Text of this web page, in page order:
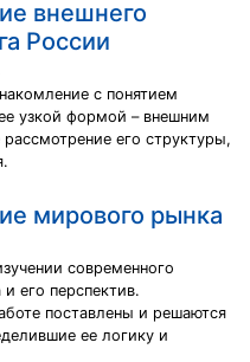
внешнего
России
с понятием
узкой формой – внешним
его структуры,
мирового рынка
современного
его перспектив.
поставлены и решаются
ее логику и